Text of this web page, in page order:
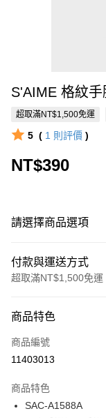
S'AIME 格紋手
超取滿NT$1,500免運
5 ( 1 則評價 )
NT$390
請選擇商品選項
付款與運送方式
超取滿NT$1,500免運
信用卡一次付款
超商取貨付款
Apple Pay
商品特色
商品編號
11403013
商品特色
SAC-A1588A